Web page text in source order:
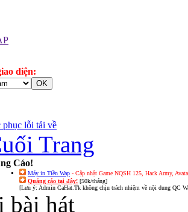
diện:
phục lỗi tải về
Trang
Cáo!
Máy in Tiền Wap - Cập nhật Game NQSH 125, Hack Army,
Quảng cáo tại đây! [50k/tháng]
[Lưu ý: Admin CaHat.Tk không chịu trách nhiệm về nội dung QC
bài hát